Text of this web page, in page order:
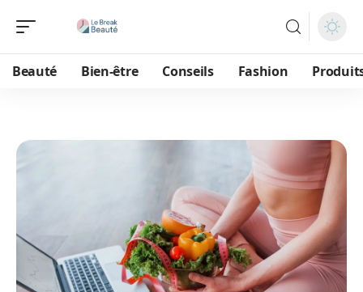
Beauté Bien-être Conseils Fashion